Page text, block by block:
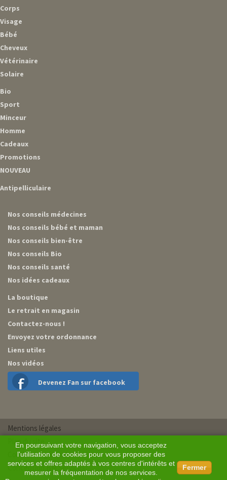
Corps
Visage
Bébé
Cheveux
Vétérinaire
Solaire
Bio
Sport
Minceur
Homme
Cadeaux
Promotions
NOUVEAU
Antipelliculaire
Nos conseils médecines
Nos conseils bébé et maman
Nos conseils bien-être
Nos conseils Bio
Nos conseils santé
Nos idées cadeaux
La boutique
Le retrait en magasin
Contactez-nous !
Envoyez votre ordonnance
Liens utiles
Nos vidéos
Devenez Fan sur facebook
En poursuivant votre navigation, vous acceptez
l'utilisation de cookies pour vous proposer des
services et offres adaptés à vos centres d'intérêts et
mesurer la fréquentation de nos services.
Fermer
Mentions légales
Plan du site
Conditions générales de vente
Conception BM Services